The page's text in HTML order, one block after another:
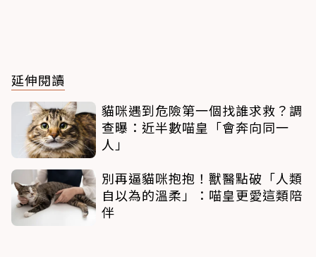
延伸閱讀
貓咪遇到危險第一個找誰求救？調
查曝：近半數喵皇「會奔向同一
人」
別再逼貓咪抱抱！獸醫點破「人類
自以為的溫柔」：喵皇更愛這類陪
伴